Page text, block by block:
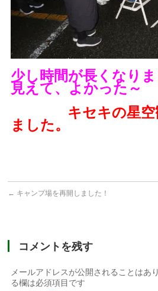
少し時間が長くなり
見えて、よかった～
キセキの星空
ました。
← キャンプ場を再開しました！
コメントを残す
メールアドレスが公開されることはあ
る欄は必須項目です